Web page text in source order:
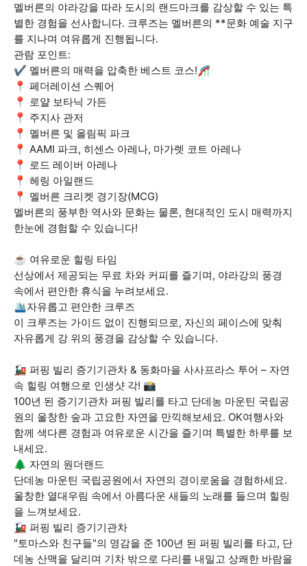
멜버른의 야라강을 따라 도시의 랜드마크를 감상할 수 있는 특
별한 경험을 선사합니다. 크루즈는 멜버른의 **문화 예술 지구
를 지나며 여유롭게 진행됩니다.
관람 포인트:
✔️ 멜버른의 매력을 압축한 베스트 코스!🎢
📍 페더레이션 스퀘어
📍 로얄 보타닉 가든
📍 주지사 관저
📍 멜버른 및 올림픽 파크
📍 AAMI 파크, 히센스 아레나, 마가렛 코트 아레나
📍 로드 레이버 아레나
📍 헤링 아일랜드
📍 멜버른 크리켓 경기장(MCG)
멜버른의 풍부한 역사와 문화는 물론, 현대적인 도시 매력까지
한눈에 경험할 수 있습니다!
☕ 여유로운 힐링 타임
선상에서 제공되는 무료 차와 커피를 즐기며, 야라강의 풍경
속에서 편안한 휴식을 누려보세요.
🛳️자유롭고 편안한 크루즈
이 크루즈는 가이드 없이 진행되므로, 자신의 페이스에 맞춰
자유롭게 강 위의 풍경을 감상할 수 있습니다.
🚂 퍼핑 빌리 증기기관차 & 동화마을 사사프라스 투어 – 자연
속 힐링 여행으로 인생샷 각! 📸
100년 된 증기기관차 퍼핑 빌리를 타고 단데농 마운틴 국립공
원의 울창한 숲과 고요한 자연을 만끽해보세요. OK여행사와
함께 색다른 경험과 여유로운 시간을 즐기며 특별한 하루를 보
내세요.
🌲 자연의 원더랜드
단데농 마운틴 국립공원에서 자연의 경이로움을 경험하세요.
울창한 열대우림 속에서 아름다운 새들의 노래를 들으며 힐링
을 느껴보세요.
🚂 퍼핑 빌리 증기기관차
"토마스와 친구들"의 영감을 준 100년 된 퍼핑 빌리를 타고, 단
데농 산맥을 달리며 기차 밖으로 다리를 내밀고 상쾌한 바람을